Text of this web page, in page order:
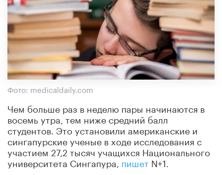
Фото: medicaldaily.com
Чем больше раз в неделю пары начинаются в
восемь утра, тем ниже средний балл
студентов. Это установили американские и
сингапурские ученые в ходе исследования с
участием 27,2 тысяч учащихся Национального
университета Сингапура,пишет N+1.